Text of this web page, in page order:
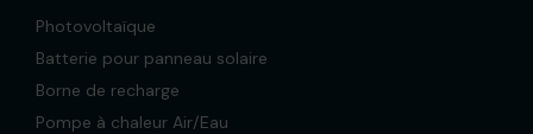
Photovoltaïque
Batterie pour panneau solaire
Borne de recharge
Pompe à chaleur Air/Eau